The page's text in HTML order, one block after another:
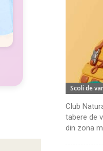
Scoli de
Club
tabere de
din zona